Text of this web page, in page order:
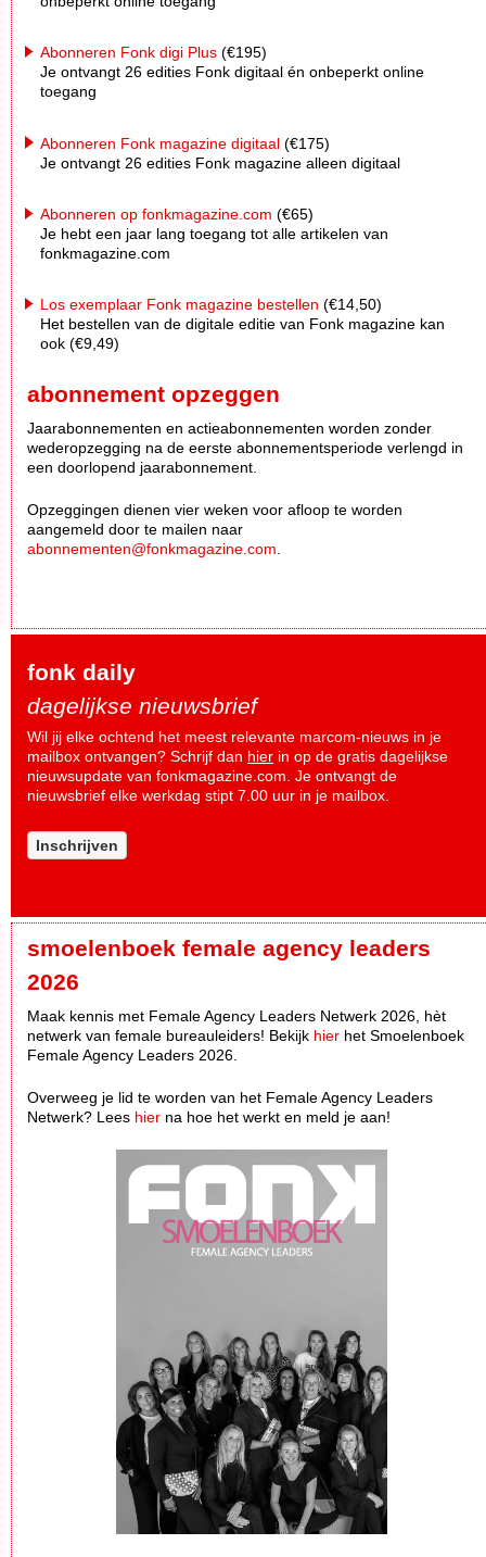
Abonneren Fonk digi Plus (€195)
Je ontvangt 26 edities Fonk digitaal én onbeperkt online
toegang
Abonneren Fonk magazine digitaal (€175)
Je ontvangt 26 edities Fonk magazine alleen digitaal
Abonneren op fonkmagazine.com (€65)
Je hebt een jaar lang toegang tot alle artikelen van
fonkmagazine.com
Los exemplaar Fonk magazine bestellen (€14,50)
Het bestellen van de digitale editie van Fonk magazine kan
ook (€9,49)
abonnement opzeggen
Jaarabonnementen en actieabonnementen worden zonder
wederopzegging na de eerste abonnementsperiode verlengd in
een doorlopend jaarabonnement.
Opzeggingen dienen vier weken voor afloop te worden
aangemeld door te mailen naar
abonnementen@fonkmagazine.com
fonk daily
dagelijkse nieuwsbrief
Wil jij elke ochtend het meest relevante marcom-nieuws in je
mailbox ontvangen? Schrijf dan hier in op de gratis dagelijkse
nieuwsupdate van fonkmagazine.com. Je ontvangt de
nieuwsbrief elke werkdag stipt 7.00 uur in je mailbox.
Inschrijven
smoelenboek female agency leaders
2026
Maak kennis met Female Agency Leaders Netwerk 2026, hèt
netwerk van female bureauleiders! Bekijk hier het Smoelenboek
Female Agency Leaders 2026.
Overweeg je lid te worden van het Female Agency Leaders
Netwerk? Lees hier na hoe het werkt en meld je aan!